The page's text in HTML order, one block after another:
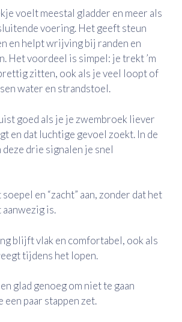
voelt meestal gladder en meer als
voering. Het geeft steun
en helpt wrijving bij randen en
Het voordeel is simpel: je trekt ’m
zitten, ook als je veel loopt of
water en strandstoel.
goed als je je zwembroek liever
en dat luchtige gevoel zoekt. In de
deze drie signalen je snel
en “zacht” aan, zonder dat het
is.
blijft vlak en comfortabel, ook als
tijdens het lopen.
glad genoeg om niet te gaan
een paar stappen zet.